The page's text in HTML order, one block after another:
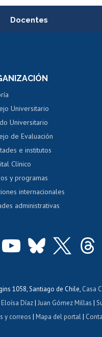
Docentes
Perfeccionamiento
Evaluación docente
Calificación académica
Postulación al AUCAI
Universitario
Universitario
de Evaluación
e institutos
Clínico
y programas
internacionales
administrativas
1058, Santiago de Chile, Casa
Eloísa Díaz| Juan Gómez Millas |
y correos |Mapa del portal|